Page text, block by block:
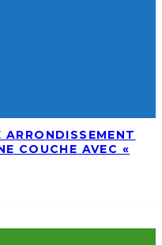
ARRONDISSEMENT
COUCHE AVEC «